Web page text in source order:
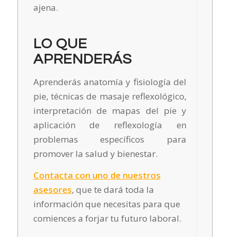
ajena.
LO QUE
APRENDERÁS
Aprenderás anatomía y fisiología del
pie, técnicas de masaje reflexológico,
interpretación de mapas del pie y
aplicación de reflexología en
problemas específicos para
promover la salud y bienestar.
Contacta con uno de nuestros
asesores, que te dará toda la
información que necesitas para que
comiences a forjar tu futuro laboral.